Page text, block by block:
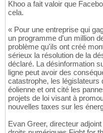
Khoo a fait valoir que
cela.
« Pour une entreprise qui
un programme d'un million
problème qu'ils ont créé
sérieux la résolution de la
déclaré. La désinformation
ligne peut avoir des
catastrophe, les législateurs
éolienne et ont cité les
projets de loi visant à
nouvelles taxes sur les
Evan Greer, directeur